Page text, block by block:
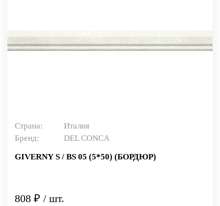
Страна:
Италия
Бренд:
DEL CONCA
GIVERNY S / BS 05 (5*50) (БОРДЮР)
808 ₽ / шт.